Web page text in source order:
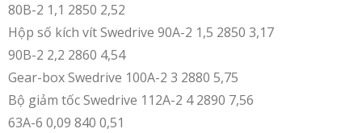
80B-2 1,1 2850 2,52
Hộp số kích vít Swedrive 90A-2 1,5 2850 3,17
90B-2 2,2 2860 4,54
Gear-box Swedrive 100A-2 3 2880 5,75
Bộ giảm tốc Swedrive 112A-2 4 2890 7,56
63A-6 0,09 840 0,51